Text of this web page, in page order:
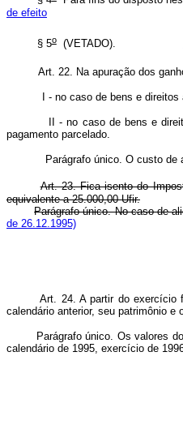
de efeito
§ 5o(VETADO).
Art. 22. Na apuração dos
I - no caso de bens e
II - no caso de bens e
pagamento parcelado.
Parágrafo único. O custo de
Art. 23. Fica isento do
equivalente a 25.000,00 Ufir.
Parágrafo único. No caso de
de 26.12.1995)
Art. 24. A partir do exercício
calendário anterior, seu patrimônio e
Parágrafo único. Os valores
calendário de 1995, exercício de